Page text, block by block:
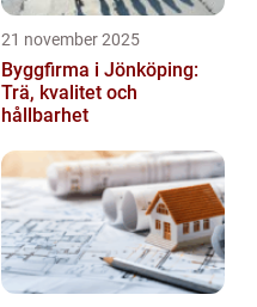
21 november 2025
Byggfirma i Jönköping:
Trä, kvalitet och
hållbarhet